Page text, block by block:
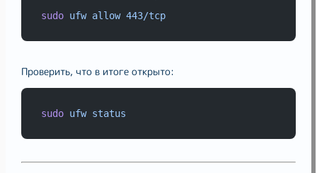
sudo ufw allow 443/tcp
Проверить, что в итоге открыто:
sudo ufw status